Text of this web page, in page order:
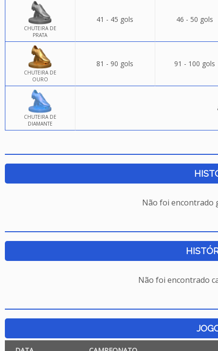
CHUTEIRA DE
PRATA
41 - 45 gols 46 - 50 gols
CHUTEIRA DE
OURO
81 - 90 gols 91 - 100 gols
CHUTEIRA DE
DIAMANTE
Não foi encontrado
Não foi encontrado